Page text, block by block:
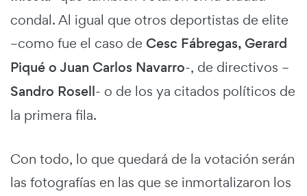
condal. Al igual que otros deportistas de elite
–como fue el caso de Cesc Fábregas, Gerard
Piqué o Juan Carlos Navarro-, de directivos –
Sandro Rosell- o de los ya citados políticos de
la primera fila.
Con todo, lo que quedará de la votación serán
las fotografías en las que se inmortalizaron los